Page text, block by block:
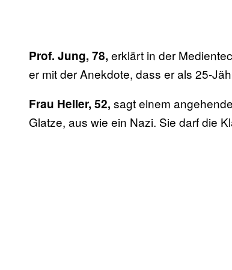
Prof. Jung, 78, erklärt in der
er mit der Anekdote, dass er als 25-
Frau Heller, 52, sagt einem
Glatze, aus wie ein Nazi. Sie darf die